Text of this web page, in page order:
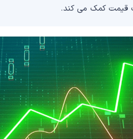
قیمت کمک می کند.